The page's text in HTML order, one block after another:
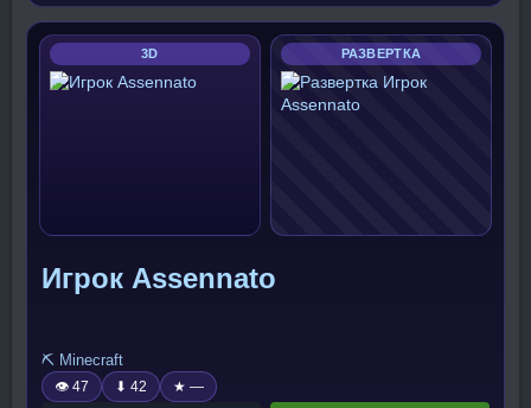
3D РАЗВЕРТКА
Игрок Assennato
⛏️ Minecraft
👁 47 ⬇ 42 ★ —